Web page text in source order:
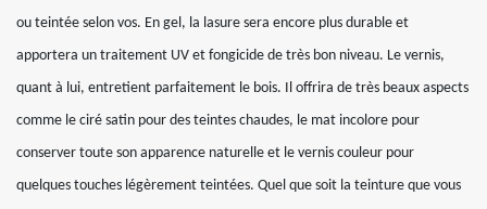
ou teintée selon vos. En gel, la lasure sera encore plus durable et
apportera un traitement UV et fongicide de très bon niveau. Le vernis,
quant à lui, entretient parfaitement le bois. Il offrira de très beaux aspects
comme le ciré satin pour des teintes chaudes, le mat incolore pour
conserver toute son apparence naturelle et le vernis couleur pour
quelques touches légèrement teintées. Quel que soit la teinture que vous